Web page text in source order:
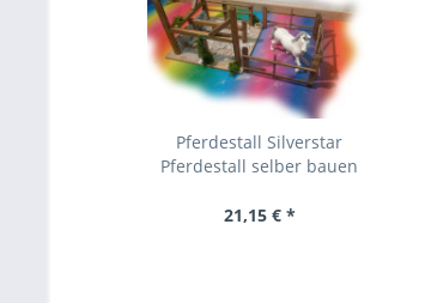
Pferdestall Silverstar
Pferdestall selber bauen
21,15 € *